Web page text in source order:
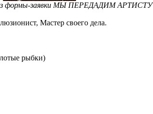
заявки МЫ ПЕРЕДАДИМ АРТИСТУ
Мастер своего дела.
рыбки)